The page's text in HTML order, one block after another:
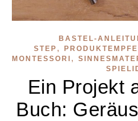
BASTEL-
STEP ,
MONTESSORI ,
Ein Projekt
Buch: